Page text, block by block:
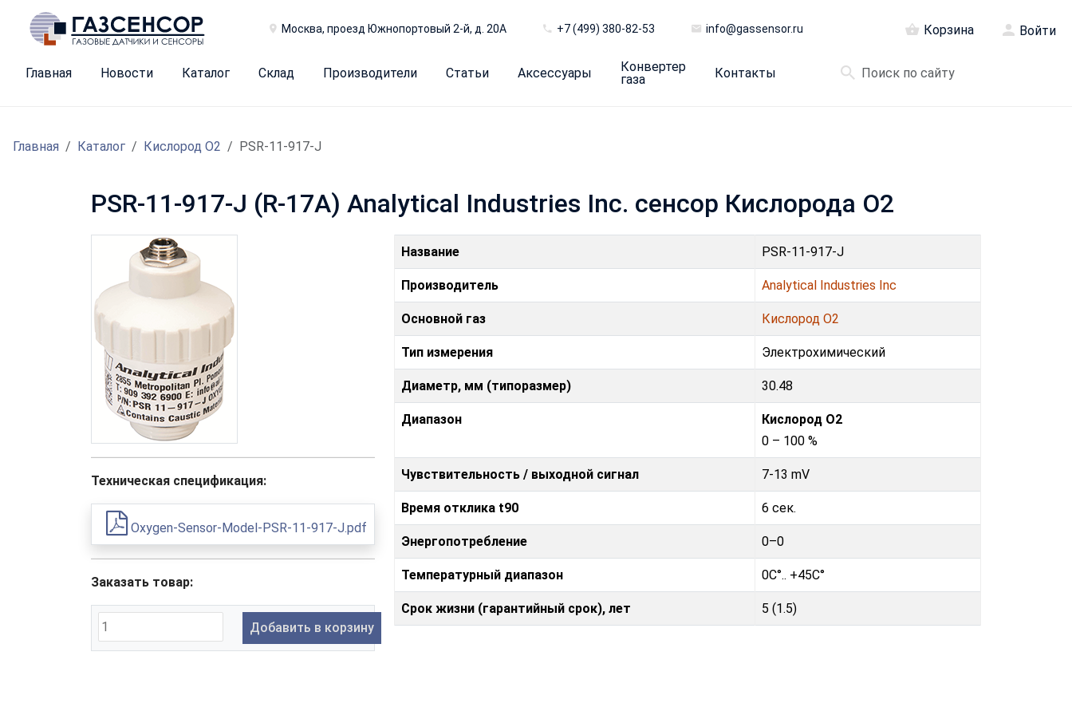
Москва, проезд Южнопортовый 2-й, д. 20А +7 (499) 380-82-53 info@gassensor.ru Корзина Войти
Главная Новости Каталог Склад Производители Статьи Аксессуары
Конвертер
газа
Контакты
Главная Каталог Кислород O2 PSR-11-917-J
PSR-11-917-J (R-17A) Analytical Industries Inc. сенсор Кислорода O2
Техническая спецификация:
Oxygen-Sensor-Model-PSR-11-917-J.pdf
Заказать товар:
Добавить в корзину
Название PSR-11-917-J
Производитель Analytical Industries Inc
Основной газ Кислород O2
Тип измерения Электрохимический
Диаметр, мм (типоразмер) 30.48
Диапазон
Кислород O2
0 – 100 %
Чувствительность / выходной сигнал 7-13 mV
Время отклика t90 6 сек.
Энергопотребление 0–0
Температурный диапазон 0C°.. +45C°
Срок жизни (гарантийный срок), лет 5 (1.5)